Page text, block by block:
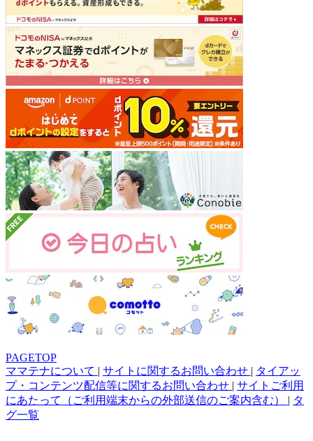
PAGETOP
ママテナについて | サイトに関するお問い合わせ | タイアッ
プ・コンテンツ配信等に関するお問い合わせ | サイトご利用
にあたって（ご利用端末からの外部送信のご案内含む） | タ
グ一覧